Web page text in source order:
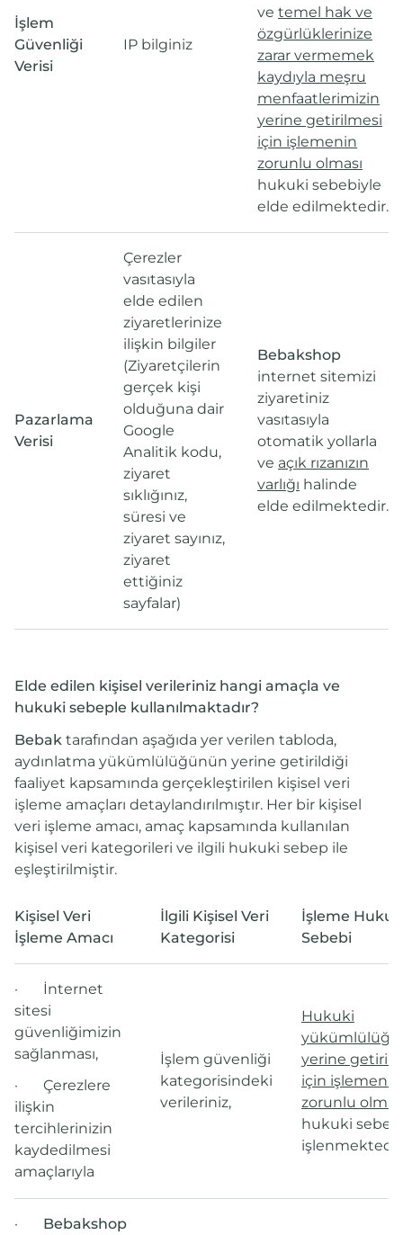
İşlem
Güvenliği
Verisi
IP bilginiz
ve temel hak ve
özgürlüklerinize
zarar vermemek
kaydıyla meşru
menfaatlerimizin
yerine getirilmesi
için işlemenin
zorunlu olması
hukuki sebebiyle
elde edilmektedir.
Pazarlama
Verisi
Çerezler
vasıtasıyla
elde edilen
ziyaretlerinize
ilişkin bilgiler
(Ziyaretçilerin
gerçek kişi
olduğuna dair
Google
Analitik kodu,
ziyaret
sıklığınız,
süresi ve
ziyaret sayınız,
ziyaret
ettiğiniz
sayfalar)
Bebakshop
internet sitemizi
ziyaretiniz
vasıtasıyla
otomatik yollarla
ve açık rızanızın
varlığı halinde
elde edilmektedir.
Elde edilen kişisel verileriniz hangi amaçla ve
hukuki sebeple kullanılmaktadır?
Bebak tarafından aşağıda yer verilen tabloda,
aydınlatma yükümlülüğünün yerine getirildiği
faaliyet kapsamında gerçekleştirilen kişisel veri
işleme amaçları detaylandırılmıştır. Her bir kişisel
veri işleme amacı, amaç kapsamında kullanılan
kişisel veri kategorileri ve ilgili hukuki sebep ile
eşleştirilmiştir.
Kişisel Veri
İşleme Amacı
İlgili Kişisel Veri
Kategorisi
İşleme
Sebebi
· İnternet
sitesi
güvenliğimizin
sağlanması,
· Çerezlere
ilişkin
tercihlerinizin
kaydedilmesi
amaçlarıyla
İşlem güvenliği
kategorisindeki
verileriniz,
Hukuki
yerine
için işlemenin
zorunlu
hukuki
· Bebakshop